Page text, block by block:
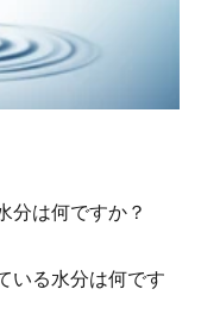
分は何ですか？
いる水分は何です